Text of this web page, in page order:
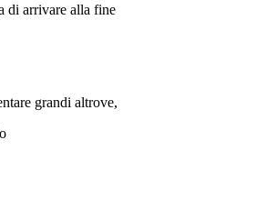
di arrivare alla fine
grandi altrove,